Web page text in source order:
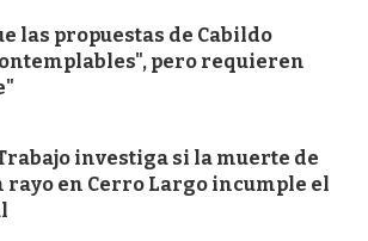
las propuestas de Cabildo
pero requieren
investiga si la muerte de
rayo en Cerro Largo incumple el